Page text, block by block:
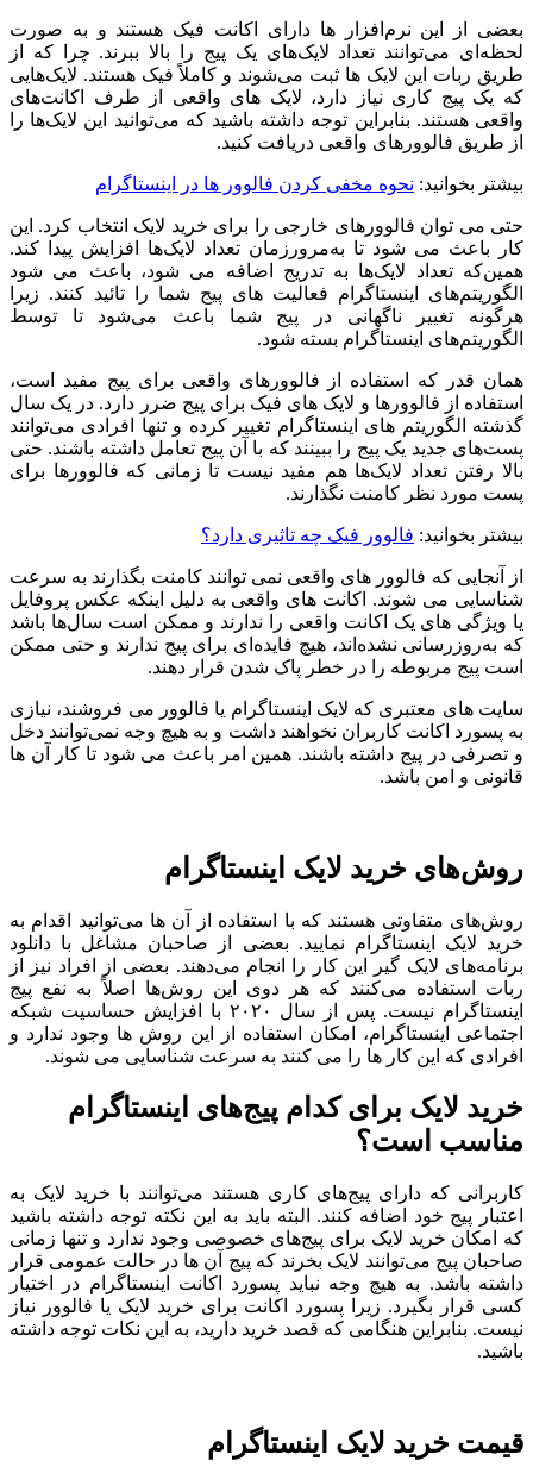
بعضی از این نرم‌افزار ها دارای اکانت فیک هستند و به صورت
لحظه‌ای می‌توانند تعداد لایک‌های یک پیج را بالا ببرند. چرا که از
طریق ربات این لایک ‌ها ثبت می‌شوند و کاملاً فیک هستند. لایک‌هایی
که یک پیج کاری نیاز دارد، لایک ‌های واقعی از طرف اکانت‌های
واقعی هستند. بنابراین توجه داشته باشید که می‌توانید این لایک‌ها را
از طریق فالوورهای واقعی دریافت کنید.
بیشتر بخوانید: نحوه مخفی کردن فالوور ها در اینستاگرام
حتی می‌ توان فالوورهای خارجی را برای خرید لایک انتخاب کرد. این
کار باعث می ‌شود تا به‌مرورزمان تعداد لایک‌ها افزایش پیدا کند.
همین‌که تعداد لایک‌ها به تدریج اضافه می ‌شود، باعث می ‌شود
الگوریتم‌های اینستاگرام فعالیت ‌های پیج شما را تائید کنند. زیرا
هرگونه تغییر ناگهانی در پیج شما باعث می‌شود تا توسط
الگوریتم‌های اینستاگرام بسته شود.
همان قدر که استفاده از فالوورهای واقعی برای پیج مفید است،
استفاده از فالوورها و لایک‌ های فیک برای پیج ضرر دارد. در یک سال
گذشته الگوریتم‌ های اینستاگرام تغییر کرده و تنها افرادی می‌توانند
پست‌های جدید یک پیج را ببینند که با آن پیج تعامل داشته باشند. حتی
بالا رفتن تعداد لایک‌ها هم مفید نیست تا زمانی که فالوورها برای
پست مورد نظر کامنت نگذارند.
بیشتر بخوانید: فالوور فیک چه تاثیری دارد؟
از آنجایی که فالوور های واقعی نمی ‌توانند کامنت بگذارند به سرعت
شناسایی می‌ شوند. اکانت‌ های واقعی به دلیل اینکه عکس پروفایل
یا ویژگی ‌های یک اکانت واقعی را ندارند و ممکن است سال‌ها باشد
که به‌روزرسانی نشده‌اند، هیچ فایده‌ای برای پیج ندارند و حتی ممکن
است پیج مربوطه را در خطر پاک شدن قرار دهند.
سایت‌ های معتبری که لایک اینستاگرام یا فالوور می ‌فروشند، نیازی
به پسورد اکانت کاربران نخواهند داشت و به هیچ وجه نمی‌توانند دخل
و تصرفی در پیج داشته باشند. همین امر باعث می ‌شود تا کار آن ها
قانونی و امن باشد.
روش‌های خرید لایک اینستاگرام
روش‌های متفاوتی هستند که با استفاده از آن ها می‌توانید اقدام به
خرید لایک اینستاگرام نمایید. بعضی از صاحبان مشاغل با دانلود
برنامه‌های لایک گیر این کار را انجام می‌دهند. بعضی از افراد نیز از
ربات استفاده می‌کنند که هر دوی این روش‌ها اصلاً به نفع پیج
اینستاگرام نیست. پس از سال ۲۰۲۰ با افزایش حساسیت شبکه
اجتماعی اینستاگرام، امکان استفاده از این روش ‌ها وجود ندارد و
افرادی که این کار ها را می ‌کنند به سرعت شناسایی می ‌شوند.
خرید لایک برای کدام پیج‌های اینستاگرام
مناسب است؟
کاربرانی که دارای پیج‌های کاری هستند می‌توانند با خرید لایک به
اعتبار پیج خود اضافه کنند. البته باید به این نکته توجه داشته باشید
که امکان خرید لایک برای پیج‌های خصوصی وجود ندارد و تنها زمانی
صاحبان پیج می‌توانند لایک بخرند که پیج آن ها در حالت عمومی قرار
داشته باشد. به هیچ وجه نباید پسورد اکانت اینستاگرام در اختیار
کسی قرار بگیرد. زیرا پسورد اکانت برای خرید لایک یا فالوور نیاز
نیست. بنابراین هنگامی که قصد خرید دارید، به این نکات توجه داشته
باشید.
قیمت خرید لایک اینستاگرام